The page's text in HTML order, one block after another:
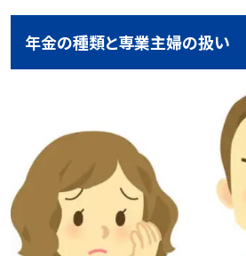
年金の種類と専業主婦の扱い